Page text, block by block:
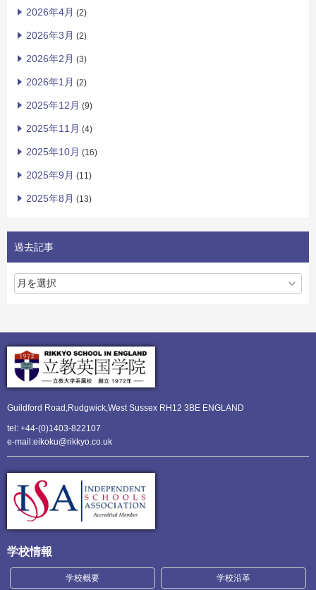
2026年4月 (2)
2026年3月 (2)
2026年2月 (3)
2026年1月 (2)
2025年12月 (9)
2025年11月 (4)
2025年10月 (16)
2025年9月 (11)
2025年8月 (13)
過去記事
Guildford Road,Rudgwick,West Sussex RH12 3BE ENGLAND
tel: +44-(0)1403-822107
e-mail:eikoku@rikkyo.co.uk
学校情報
学校概要 学校沿革